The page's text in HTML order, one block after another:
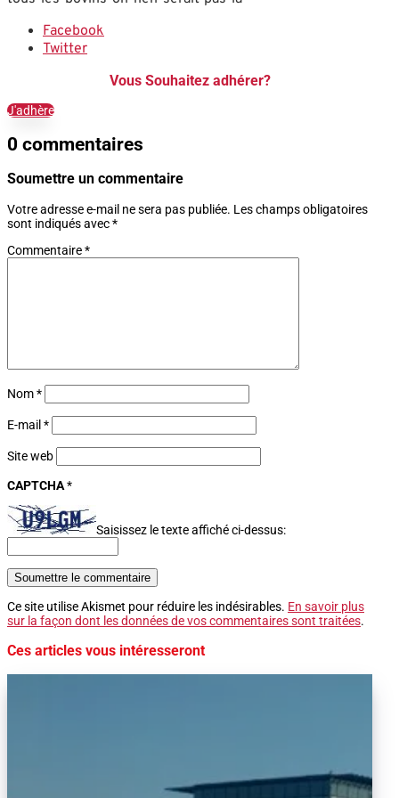
Facebook
Twitter
Vous Souhaitez adhérer?
J'adhère
0 commentaires
Soumettre un commentaire
Votre adresse e-mail ne sera pas publiée. Les champs obligatoires
sont indiqués avec*
Commentaire*
Nom*
E-mail *
Site web
CAPTCHA*
Saisissez le texte affiché ci-dessus:
Soumettre le commentaire
Ce site utilise Akismet pour réduire les indésirables. En savoir plus
sur la façon dont les données de vos commentaires sont traitées.
Ces articles vous intéresseront